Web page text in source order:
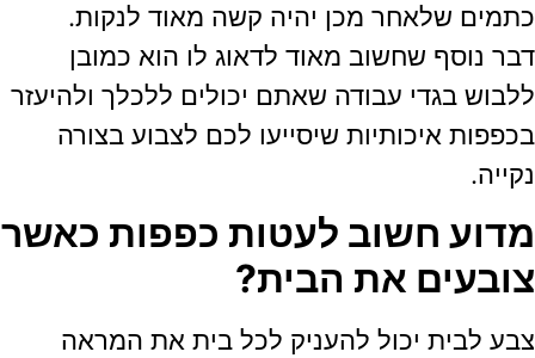
כתמים שלאחר מכן יהיה קשה מאוד לנקות.
דבר נוסף שחשוב מאוד לדאוג לו הוא כמובן
ללבוש בגדי עבודה שאתם יכולים ללכלך ולהיעזר
בכפפות איכותיות שיסייעו לכם לצבוע בצורה
נקייה.
מדוע חשוב לעטות כפפות כאשר
צובעים את הבית?
צבע לבית יכול להעניק לכל בית את המראה